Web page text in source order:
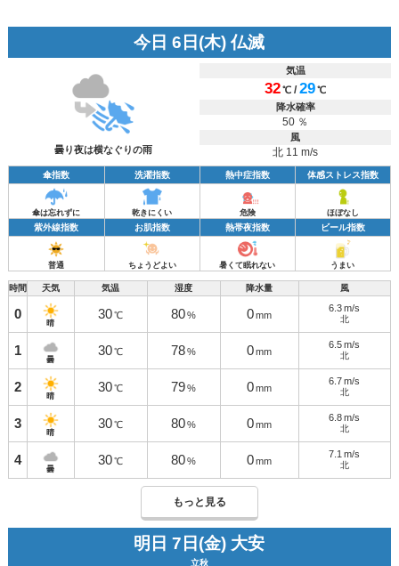
今日 6日(木) 仏滅
曇り夜は横なぐりの雨
気温
32℃ /29℃
降水確率
50 ％
風
北 11 m/s
傘指数 洗濯指数 熱中症指数 体感ストレス指数
傘は忘れずに 乾きにくい 危険 ほぼなし
紫外線指数 お肌指数 熱帯夜指数 ビール指数
普通 ちょうどよい 暑くて眠れない うまい
時間 天気 気温 湿度 降水量 風
0
晴
30 ℃ 80 % 0 mm
6.3 m/s
北
1
曇
30 ℃ 78 % 0 mm
6.5 m/s
北
2
晴
30 ℃ 79 % 0 mm
6.7 m/s
北
3
晴
30 ℃ 80 % 0 mm
6.8 m/s
北
4
曇
30 ℃ 80 % 0 mm
7.1 m/s
北
もっと見る
明日 7日(金) 大安
立秋